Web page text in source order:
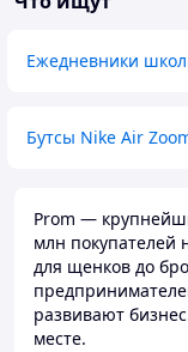
Ежедневники
Бутсы Nike Air
Prom —
млн покупателей
для щенков до
развивают
месте.